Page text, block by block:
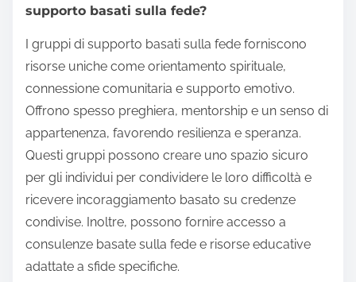
supporto basati sulla fede?
I gruppi di supporto basati sulla fede forniscono
risorse uniche come orientamento spirituale,
connessione comunitaria e supporto emotivo.
Offrono spesso preghiera, mentorship e un senso di
appartenenza, favorendo resilienza e speranza.
Questi gruppi possono creare uno spazio sicuro
per gli individui per condividere le loro difficoltà e
ricevere incoraggiamento basato su credenze
condivise. Inoltre, possono fornire accesso a
consulenze basate sulla fede e risorse educative
adattate a sfide specifiche.